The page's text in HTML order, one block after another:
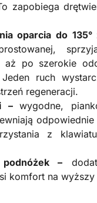
zapobiega
oparcia do 135°
aż po szerokie
ruch
regeneracji.
–wygodne,
odpowiednie
z
–
komfort na